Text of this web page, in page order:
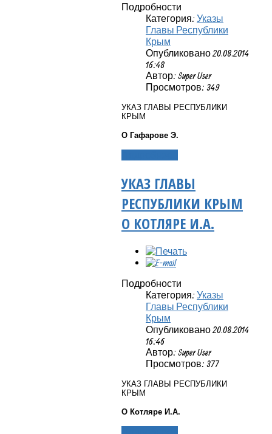
Подробности
Категория: Указы
Главы Республики
Крым
Опубликовано 20.08.2014
16:48
Автор: Super User
Просмотров: 349
УКАЗ ГЛАВЫ РЕСПУБЛИКИ
КРЫМ
О Гафарове Э.
УКАЗ ГЛАВЫ
РЕСПУБЛИКИ КРЫМ
О КОТЛЯРЕ И.А.
Подробности
Категория: Указы
Главы Республики
Крым
Опубликовано 20.08.2014
16:46
Автор: Super User
Просмотров: 377
УКАЗ ГЛАВЫ РЕСПУБЛИКИ
КРЫМ
О Котляре И.А.